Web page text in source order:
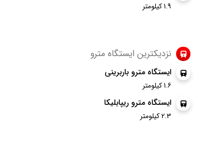
1.9 کیلومتر
نزدیکترین ایستگاه مترو
ایستگاه مترو باربرینی
1.6 کیلومتر
ایستگاه مترو ریپابلیکا
2.3 کیلومتر